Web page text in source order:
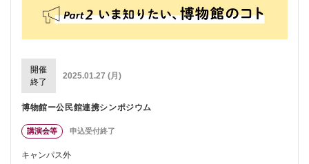
開催
終了
2025.01.27 (月)
博物館ー公民館連携シンポジウム
講演会等 申込受付終了
キャンパス外